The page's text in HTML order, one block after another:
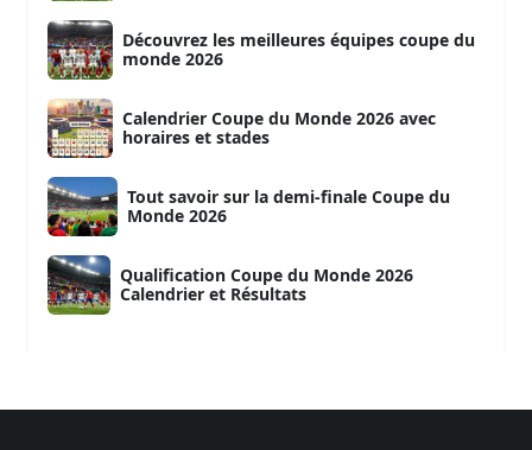
Découvrez les meilleures équipes coupe du
monde 2026
Calendrier Coupe du Monde 2026 avec
horaires et stades
Tout savoir sur la demi-finale Coupe du
Monde 2026
Qualification Coupe du Monde 2026
Calendrier et Résultats